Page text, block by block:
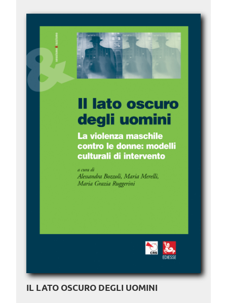
IL LATO OSCURO DEGLI UOMINI